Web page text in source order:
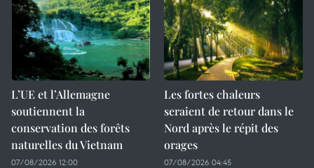
L’UE et l’Allemagne
soutiennent la
conservation des forêts
naturelles du Vietnam
07/08/2026 12:00
Les fortes chaleurs
seraient de retour dans le
Nord après le répit des
orages
07/08/2026 04:45